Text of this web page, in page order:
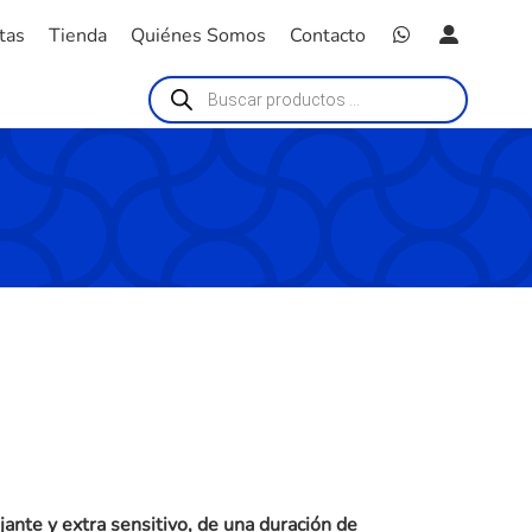
Tienda Quiénes Somos Contacto
Búsqueda
de
productos
y extra sensitivo, de una duración de